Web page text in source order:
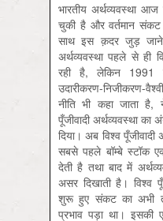
भारतीय अर्थव्यवस्था
चुकी है और वर्तमान संकट
साथ इस क़दर जुड़ जाने
अर्थव्यवस्था पहले से ही
रही है, लेकिन 1991 में
उदारीकरण-निजीकरण-
नीति भी कहा जाता है,
पूँजीवादी अर्थव्यवस्था
दिया। अब विश्व
सबसे पहले बॉम्बे स्टॉक
देती है तथा बाद में
असर दिखाती है। विश्व
शुरू हुए संकट का अभी
प्रभाव पड़ा था।